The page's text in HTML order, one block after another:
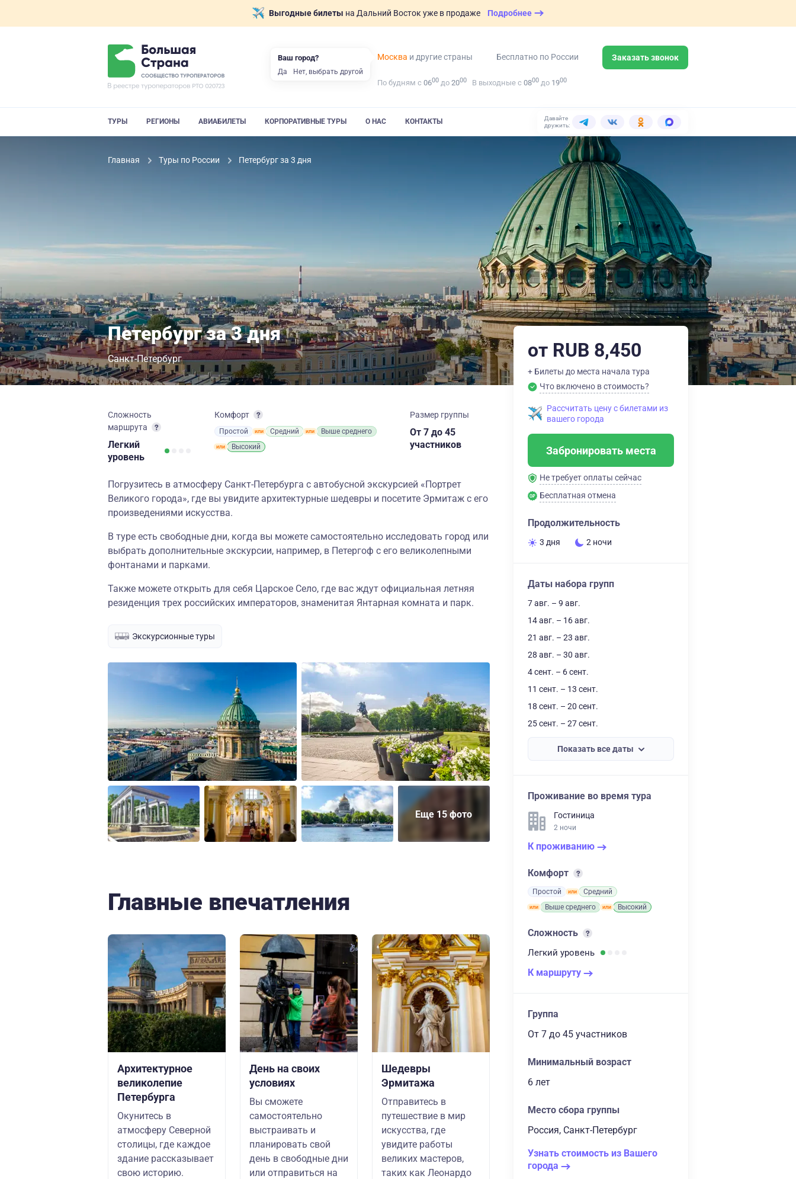
Выгодные билеты на Дальний Восток уже в продаже Подробнее
Москва и другие страны Бесплатно по России Заказать звонок
По будням с 0600 до 2000 В выходные с 0800 до 1900
ТУРЫ РЕГИОНЫ АВИАБИЛЕТЫ КОРПОРАТИВНЫЕ ТУРЫ О НАС КОНТАКТЫ
Давайте
дружить:
Главная Туры по России Петербург за 3 дня
Петербург за 3 дня
Санкт-Петербург
Сложность
маршрута
Легкий
уровень
Комфорт
Простой Средний
Выше среднего
Высокий
Размер группы
От 7 до 45
участников
Погрузитесь в атмосферу Санкт-Петербурга с автобусной экскурсией «Портрет
Великого города», где вы увидите архитектурные шедевры и посетите Эрмитаж с его
произведениями искусства.
В туре есть свободные дни, когда вы можете самостоятельно исследовать город или
выбрать дополнительные экскурсии, например, в Петергоф с его великолепными
фонтанами и парками.
Также можете открыть для себя Царское Село, где вас ждут официальная летняя
резиденция трех российских императоров, знаменитая Янтарная комната и парк.
Экскурсионные туры
Еще 15 фото
Главные впечатления
Архитектурное
великолепие
Петербурга
Окунитесь в
атмосферу Северной
столицы, где каждое
здание рассказывает
свою историю.
День на своих
условиях
Вы сможете
самостоятельно
выстраивать и
планировать свой
день в свободные дни
или отправиться на
Шедевры
Эрмитажа
Отправитесь в
путешествие в мир
искусства, где
увидите работы
великих мастеров,
таких как Леонардо
от RUB 8,450
+ Билеты до места начала тура
Что включено в стоимость?
Рассчитать цену с билетами из
вашего города
Забронировать места
Не требует оплаты сейчас
Бесплатная отмена
Продолжительность
3 дня 2 ночи
Даты набора групп
7 авг. – 9 авг.
14 авг. – 16 авг.
21 авг. – 23 авг.
28 авг. – 30 авг.
4 сент. – 6 сент.
11 сент. – 13 сент.
18 сент. – 20 сент.
25 сент. – 27 сент.
Показать все даты
Проживание во время тура
Гостиница
2 ночи
К проживанию
Комфорт
Простой
Средний
Выше среднего
Высокий
Сложность
Легкий уровень
К маршруту
Группа
От 7 до 45 участников
Минимальный возраст
6 лет
Место сбора группы
Россия, Санкт-Петербург
Узнать стоимость из Вашего
города
Ваш город?
Да Нет, выбрать другой